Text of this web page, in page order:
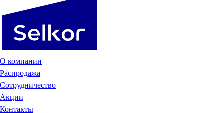
О компании
Распродажа
Сотрудничество
Акции
Контакты